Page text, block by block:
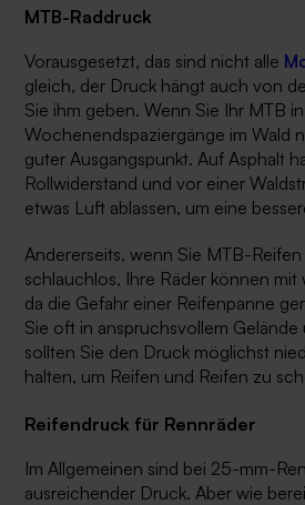
MTB-Raddruck
Vorausgesetzt, das sind nicht alle
gleich, der Druck hängt auch von
Sie ihm geben. Wenn Sie Ihr MTB
Wochenendspaziergänge im Wald
guter Ausgangspunkt. Auf Asphalt
Rollwiderstand und vor einer
etwas Luft ablassen, um eine
Andererseits, wenn Sie MTB-
schlauchlos, Ihre Räder können
da die Gefahr einer Reifenpanne
Sie oft in anspruchsvollem Gelände
sollten Sie den Druck möglichst
halten, um Reifen und Reifen zu
Reifendruck für Rennräder
Im Allgemeinen sind bei 25-mm-
ausreichender Druck. Aber wie